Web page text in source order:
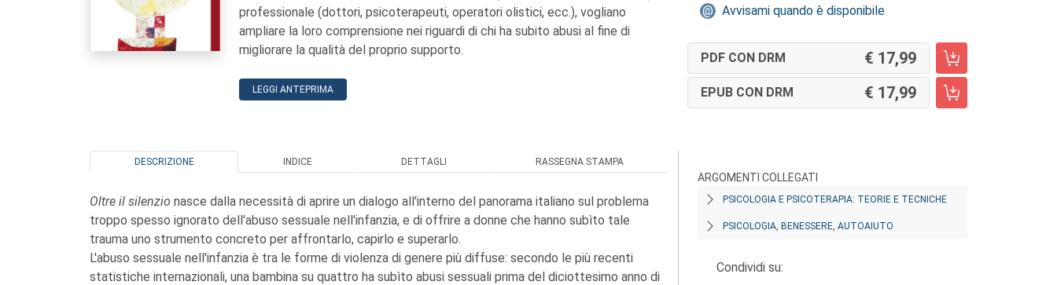
professionale (dottori, psicoterapeuti, operatori olistici, ecc.), vogliano
ampliare la loro comprensione nei riguardi di chi ha subito abusi al fine di
migliorare la qualità del proprio supporto.
LEGGI ANTEPRIMA
Avvisami quando è disponibile
PDF CON DRM 17,99
EPUB CON DRM 17,99
DESCRIZIONE INDICE DETTAGLI RASSEGNA STAMPA
Oltre il silenzio nasce dalla necessità di aprire un dialogo all'interno del panorama italiano sul problema
troppo spesso ignorato dell'abuso sessuale nell'infanzia, e di offrire a donne che hanno subìto tale
trauma uno strumento concreto per affrontarlo, capirlo e superarlo.
L'abuso sessuale nell'infanzia è tra le forme di violenza di genere più diffuse: secondo le più recenti
statistiche internazionali, una bambina su quattro ha subìto abusi sessuali prima del diciottesimo anno di
ARGOMENTI COLLEGATI
PSICOLOGIA E PSICOTERAPIA: TEORIE E TECNICHE
PSICOLOGIA, BENESSERE, AUTOAIUTO
Condividi su: